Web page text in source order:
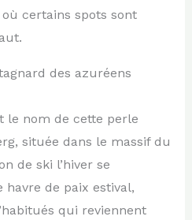
certains spots sont
des azuréens
le nom de cette perle
située dans le massif du
de ski l’hiver se
de paix estival,
qui reviennent